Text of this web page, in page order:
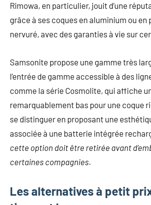
Rimowa, en particulier, jouit d’une
grâce à ses coques en aluminium ou
nervuré, avec des garanties à vie sur
Samsonite propose une gamme très
l’entrée de gamme accessible à des
comme la série Cosmolite, qui affiche
remarquablement bas pour une coque
se distinguer en proposant une
associée à une batterie intégrée
cette option doit être retirée avant
certaines compagnies.
Les alternatives à petit